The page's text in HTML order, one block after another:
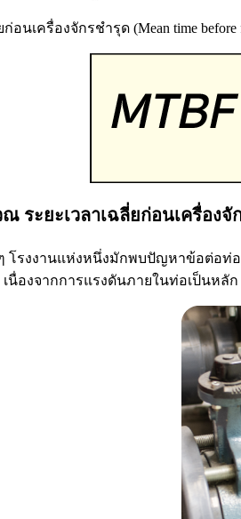
ก่อนเครื่องจักรชำรุด (Mean time
ระยะเวลาเฉลี่ยก่อนเครื่องจั
โรงงานแห่งหนึ่งมักพบปัญหาข้อต่อท่
นื่องจากการแรงดันภายในท่อเป็นหลั